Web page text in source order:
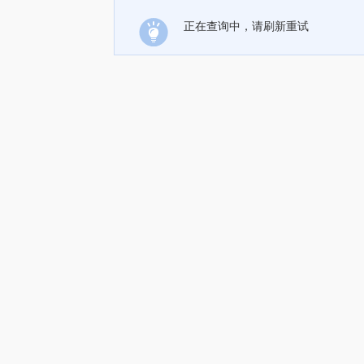
正在查询中，请刷新重试